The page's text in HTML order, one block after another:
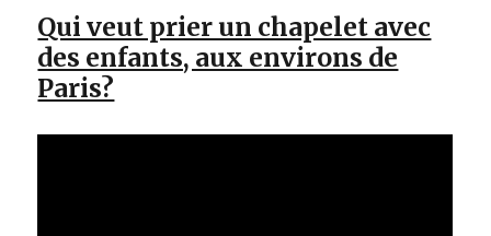
Qui veut prier un chapelet avec
des enfants, aux environs de
Paris?